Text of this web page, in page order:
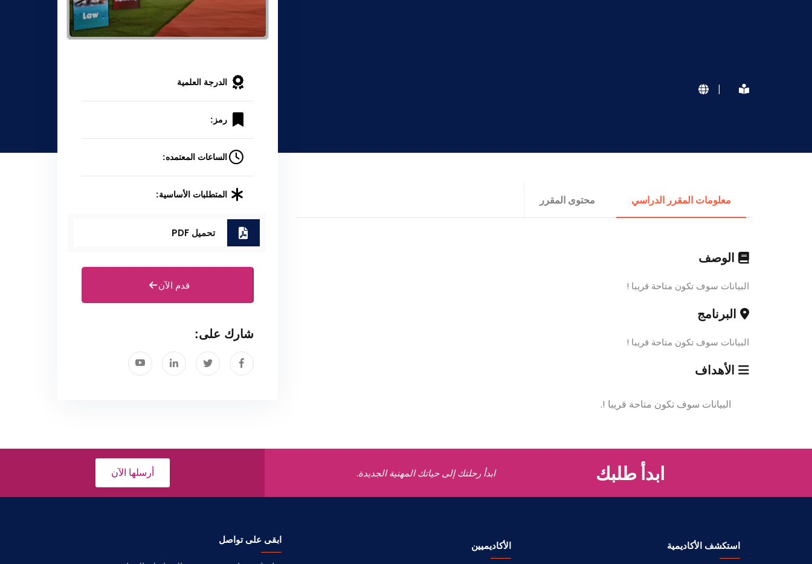
|
معلومات المقرر الدراسي محتوى المقرر
الوصف
البيانات سوف تكون متاحة قريبا !
البرنامج
البيانات سوف تكون متاحة قريبا !
الأهداف
البيانات سوف تكون متاحة قريبا !.
الدرجة العلمية
رمز:
الساعات المعتمده:
المتطلبات الأساسية:
تحميل PDF
قدم الآن
شارك على:
ابدأ طلبك ابدأ رحلتك إلى حياتك المهنية الجديدة. أرسلها الآن
استكشف الأكاديمية الأكاديميين
ابقى على تواصل